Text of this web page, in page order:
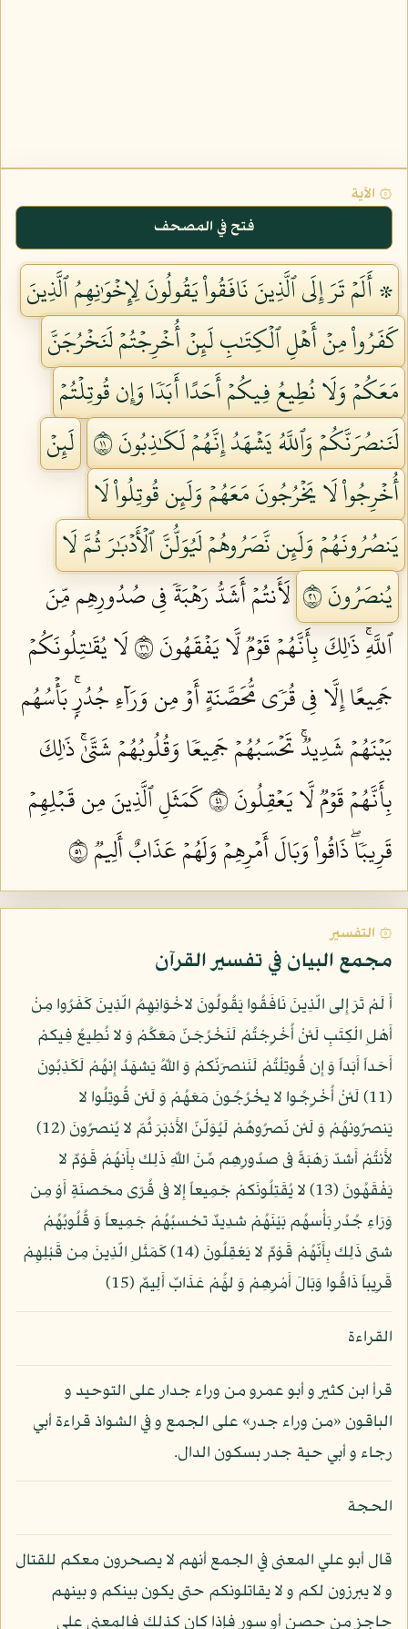
۞ الآية
فتح في المصحف
۞ أَلَمۡ تَرَ إِلَى ٱلَّذِينَ نَافَقُواْ يَقُولُونَ لِإِخۡوَٰنِهِمُ ٱلَّذِينَ
كَفَرُواْ مِنۡ أَهۡلِ ٱلۡكِتَٰبِ لَئِنۡ أُخۡرِجۡتُمۡ لَنَخۡرُجَنَّ
مَعَكُمۡ وَلَا نُطِيعُ فِيكُمۡ أَحَدًا أَبَدٗا وَإِن قُوتِلۡتُمۡ
لَنَنصُرَنَّكُمۡ وَٱللَّهُ يَشۡهَدُ إِنَّهُمۡ لَكَٰذِبُونَ ١١
لَئِنۡ
أُخۡرِجُواْ لَا يَخۡرُجُونَ مَعَهُمۡ وَلَئِن قُوتِلُواْ لَا
يَنصُرُونَهُمۡ وَلَئِن نَّصَرُوهُمۡ لَيُوَلُّنَّ ٱلۡأَدۡبَٰرَ ثُمَّ لَا
يُنصَرُونَ ١٢
لَأَنتُمۡ أَشَدُّ رَهۡبَةٗ فِي صُدُورِهِم مِّنَ
ٱللَّهِۚ ذَٰلِكَ بِأَنَّهُمۡ قَوۡمٞ لَّا يَفۡقَهُونَ ١٣
لَا يُقَٰتِلُونَكُمۡ
جَمِيعًا إِلَّا فِي قُرٗى مُّحَصَّنَةٍ أَوۡ مِن وَرَآءِ جُدُرِۭۚ بَأۡسُهُم
بَيۡنَهُمۡ شَدِيدٞۚ تَحۡسَبُهُمۡ جَمِيعٗا وَقُلُوبُهُمۡ شَتَّىٰۚ ذَٰلِكَ
بِأَنَّهُمۡ قَوۡمٞ لَّا يَعۡقِلُونَ ١٤
كَمَثَلِ ٱلَّذِينَ مِن قَبۡلِهِمۡ
قَرِيبٗاۖ ذَاقُواْ وَبَالَ أَمۡرِهِمۡ وَلَهُمۡ عَذَابٌ أَلِيمٞ ١٥
۞ التفسير
مجمع البيان في تفسير القرآن
أَ لَمْ تَرَ إِلى الّذِينَ نَافَقُوا يَقُولُونَ لاخْوَانِهِمُ الّذِينَ كَفَرُوا مِنْ
أَهْلِ الْكِتَبِ لَئنْ أُخْرِجْتُمْ لَنَخْرُجَنّ مَعَكُمْ وَ لا نُطِيعُ فِيكمْ
أَحَداً أَبَداً وَ إِن قُوتِلْتُمْ لَنَنصرَنّكمْ وَ اللّهُ يَشهَدُ إِنهُمْ لَكَذِبُونَ
(11) لَئنْ أُخْرِجُوا لا يخْرُجُونَ مَعَهُمْ وَ لَئن قُوتِلُوا لا
يَنصرُونهُمْ وَ لَئن نّصرُوهُمْ لَيُوَلّنّ الأَدْبَرَ ثُمّ لا يُنصرُونَ (12)
لأَنتُمْ أَشدّ رَهْبَةً فى صدُورِهِم مِّنَ اللّهِ ذَلِك بِأَنهُمْ قَوْمٌ لا
يَفْقَهُونَ (13) لا يُقَتِلُونَكمْ جَمِيعاً إِلا فى قُرًى محَصنَةٍ أَوْ مِن
وَرَاءِ جُدُرِ بَأْسهُم بَيْنَهُمْ شدِيدٌ تحْسبُهُمْ جَمِيعاً وَ قُلُوبُهُمْ
شتى ذَلِك بِأَنّهُمْ قَوْمٌ لا يَعْقِلُونَ (14) كَمَثَلِ الّذِينَ مِن قَبْلِهِمْ
قَرِيباً ذَاقُوا وَبَالَ أَمْرِهِمْ وَ لهَُمْ عَذَابٌ أَلِيمٌ (15)
القراءة
قرأ ابن كثير و أبو عمرو من وراء جدار على التوحيد و
الباقون «من وراء جدر» على الجمع و في الشواذ قراءة أبي
رجاء و أبي حية جدر بسكون الدال.
الحجة
قال أبو علي المعنى في الجمع أنهم لا يصحرون معكم للقتال
و لا يبرزون لكم و لا يقاتلونكم حتى يكون بينكم و بينهم
حاجز من حصن أو سور فإذا كان كذلك فالمعنى على